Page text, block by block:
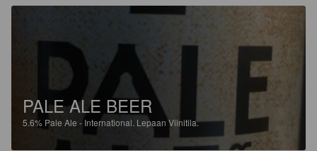
PALE ALE BEER
5.6% Pale Ale - International. Lepaan Viinitila.